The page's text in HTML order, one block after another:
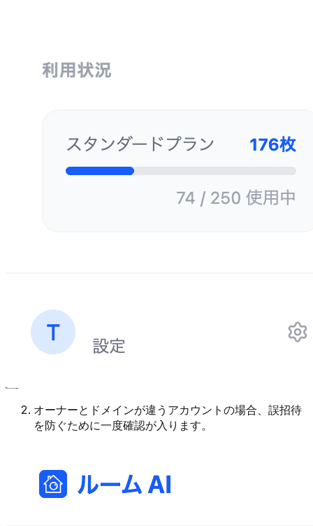
オーナーとドメインが違うアカウントの場合、誤招待
を防ぐために一度確認が入ります。